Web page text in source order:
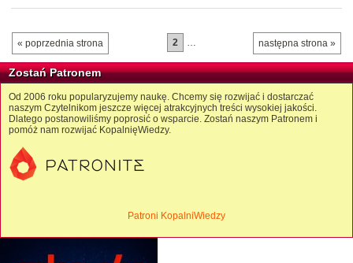
« poprzednia strona następna strona »
2 …
Zostań Patronem
Od 2006 roku popularyzujemy naukę. Chcemy się rozwijać i dostarczać
naszym Czytelnikom jeszcze więcej atrakcyjnych treści wysokiej jakości.
Dlatego postanowiliśmy poprosić o wsparcie. Zostań naszym Patronem i
pomóż nam rozwijać KopalnięWiedzy.
Patroni KopalniWiedzy